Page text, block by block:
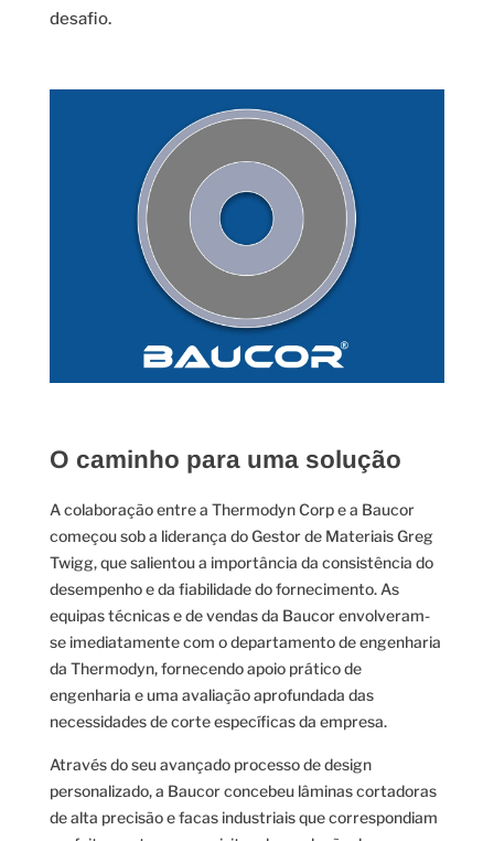
desafio.
O caminho para uma solução
A colaboração entre a Thermodyn Corp e a Baucor
começou sob a liderança do Gestor de Materiais Greg
Twigg, que salientou a importância da consistência do
desempenho e da fiabilidade do fornecimento. As
equipas técnicas e de vendas da Baucor envolveram-
se imediatamente com o departamento de engenharia
da Thermodyn, fornecendo apoio prático de
engenharia e uma avaliação aprofundada das
necessidades de corte específicas da empresa.
Através do seu avançado processo de design
personalizado, a Baucor concebeu lâminas cortadoras
de alta precisão e facas industriais que correspondiam